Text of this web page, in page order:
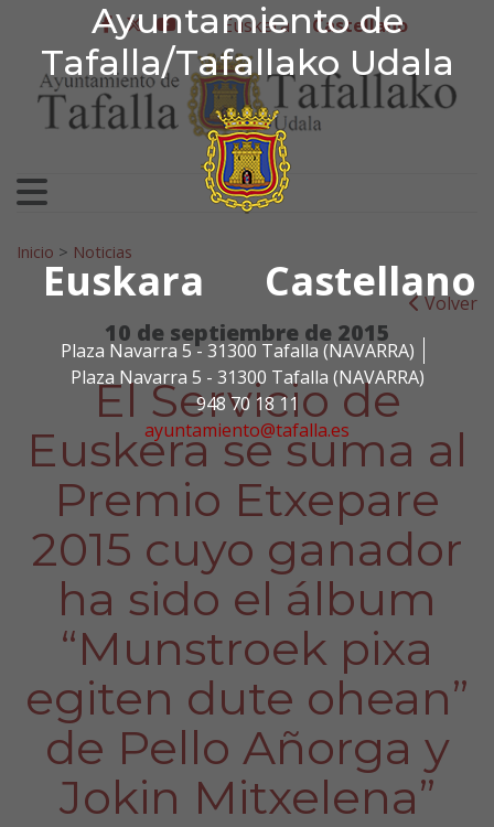
Ayuntamiento de
Tafalla/Tafallako Udala
Euskara Castellano
Plaza Navarra 5 - 31300 Tafalla (NAVARRA)
Plaza Navarra 5 - 31300 Tafalla (NAVARRA)
948 70 18 11
ayuntamiento@tafalla.es
Ir al contenido
Ayuntamiento de
facebook
twitter
youtube
Euskera Castellano
Search for:
Inicio > Noticias
Volver
10 de septiembre de 2015
El Servicio de
Euskera se suma al
Premio Etxepare
2015 cuyo ganador
ha sido el álbum
“Munstroek pixa
egiten dute ohean”
de Pello Añorga y
Jokin Mitxelena”